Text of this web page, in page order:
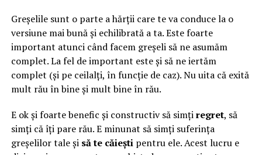
Greșelile sunt o parte a hărții care te va conduce la o
versiune mai bună și echilibrată a ta. Este foarte
important atunci când facem greșeli să ne asumăm
complet. La fel de important este și să ne iertăm
complet (și pe ceilalți, în funcție de caz). Nu uita că exită
mult rău în bine și mult bine în rău.
E ok și foarte benefic și constructiv să simțiregret, să
simți că îți pare rău. E minunat să simți suferința
greșelilor tale șisă te căieștipentru ele. Acest lucru e